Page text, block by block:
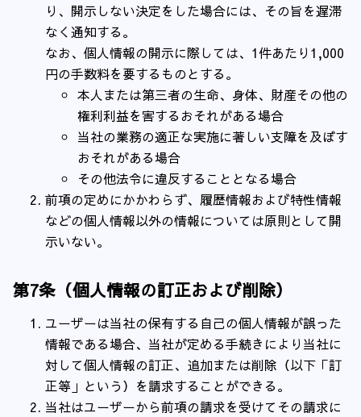
り、開示しない決定をした場合には、その旨を遅滞
なく通知する。
なお、個人情報の開示に際しては、1件あたり1,000
円の手数料を要するものとする。
本人または第三者の生命、身体、財産その他の
権利利益を害するおそれがある場合
当社の業務の適正な実施に著しい支障を及ぼす
おそれがある場合
その他法令に違反することとなる場合
前項の定めにかかわらず、履歴情報および特性情報
などの個人情報以外の情報については原則として開
示いない。
第7条（個人情報の訂正および削除）
ユーザーは当社の保有する自己の個人情報が誤った
情報である場合、当社が定める手続きにより当社に
対して個人情報の訂正、追加または削除（以下「訂
正等」という）を請求することができる。
当社はユーザーから前項の請求を受けてその請求に